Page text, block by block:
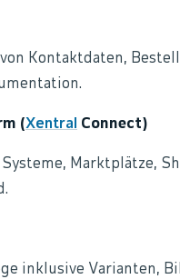
Kontaktdaten,
(Xentral Connect)
Marktplätze,
inklusive Varianten,